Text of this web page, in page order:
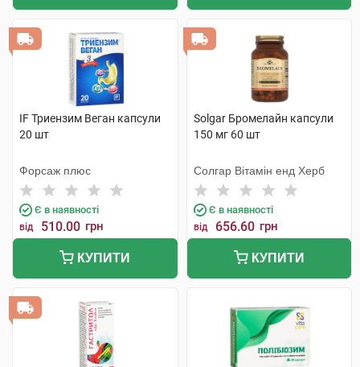
IF Триензим Веган капсули
20 шт
Форсаж плюс
Є в наявності
від 510.00 грн
КУПИТИ
Solgar Бромелайн капсули
150 мг 60 шт
Солгар Вітамін енд Херб
Є в наявності
від 656.60 грн
КУПИТИ